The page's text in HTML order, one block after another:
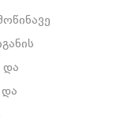
და